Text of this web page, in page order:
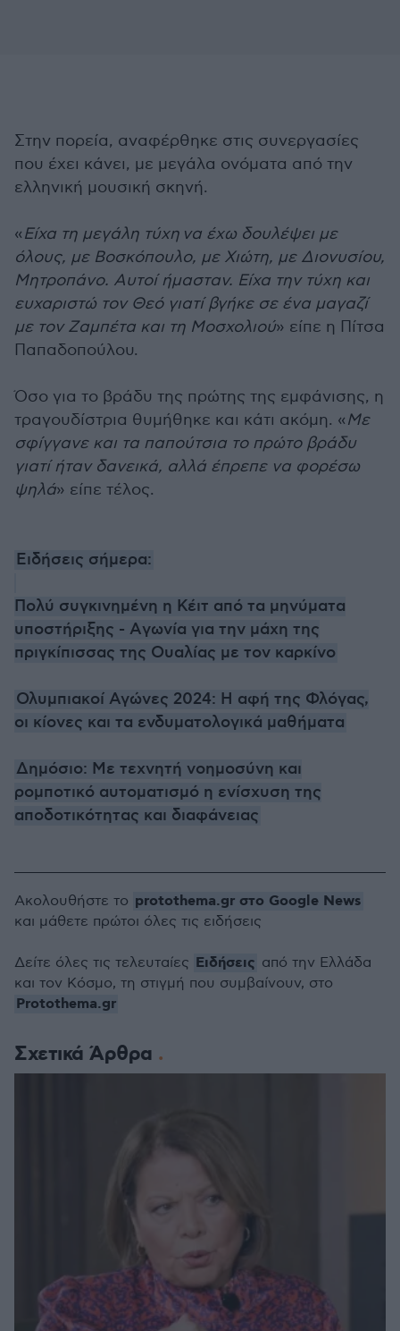
Στην πορεία, αναφέρθηκε στις συνεργασίες
που έχει κάνει, με μεγάλα ονόματα από την
ελληνική μουσική σκηνή.
«Είχα τη μεγάλη τύχη να έχω δουλέψει με
όλους, με Βοσκόπουλο, με Χιώτη, με Διονυσίου,
Μητροπάνο. Αυτοί ήμασταν. Είχα την τύχη και
ευχαριστώ τον Θεό γιατί βγήκε σε ένα μαγαζί
με τον Ζαμπέτα και τη Μοσχολιού» είπε η Πίτσα
Παπαδοπούλου.
Όσο για το βράδυ της πρώτης της εμφάνισης, η
τραγουδίστρια θυμήθηκε και κάτι ακόμη. «Με
σφίγγανε και τα παπούτσια το πρώτο βράδυ
γιατί ήταν δανεικά, αλλά έπρεπε να φορέσω
ψηλά» είπε τέλος.
Ειδήσεις σήμερα:
Πολύ συγκινημένη η Κέιτ από τα μηνύματα
υποστήριξης - Aγωνία για την μάχη της
πριγκίπισσας της Ουαλίας με τον καρκίνο
Ολυμπιακοί Αγώνες 2024: Η αφή της Φλόγας,
οι κίονες και τα ενδυματολογικά μαθήματα
Δημόσιο: Με τεχνητή νοημοσύνη και
ρομποτικό αυτοματισμό η ενίσχυση της
αποδοτικότητας και διαφάνειας
Σχετικά Άρθρα
Ακολουθήστε το protothema.gr στο Google News
και μάθετε πρώτοι όλες τις ειδήσεις
Δείτε όλες τις τελευταίες Ειδήσεις από την Ελλάδα
και τον Κόσμο, τη στιγμή που συμβαίνουν, στο
Protothema.gr